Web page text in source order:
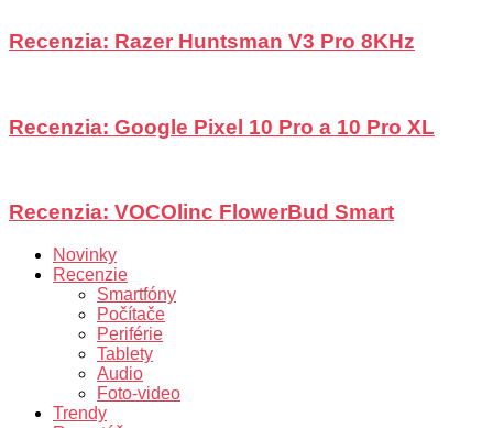
Recenzia: Razer Huntsman V3 Pro 8KHz
Recenzia: Google Pixel 10 Pro a 10 Pro XL
Recenzia: VOCOlinc FlowerBud Smart
Novinky
Recenzie
Smartfóny
Počítače
Periférie
Tablety
Audio
Foto-video
Trendy